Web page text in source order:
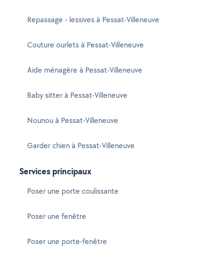
Repassage - lessives à Pessat-Villeneuve
Couture ourlets à Pessat-Villeneuve
Aide ménagère à Pessat-Villeneuve
Baby sitter à Pessat-Villeneuve
Nounou à Pessat-Villeneuve
Garder chien à Pessat-Villeneuve
Services principaux
Poser une porte coulissante
Poser une fenêtre
Poser une porte-fenêtre